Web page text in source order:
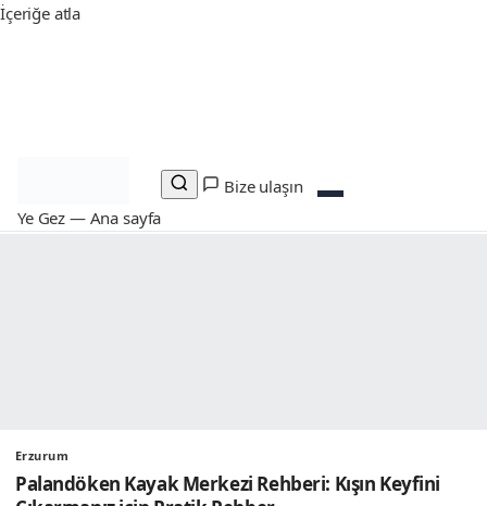
İçeriğe atla
Ye Gez — Ana sayfa
Bize ulaşın
Erzurum
Palandöken Kayak Merkezi Rehberi: Kışın Keyfini